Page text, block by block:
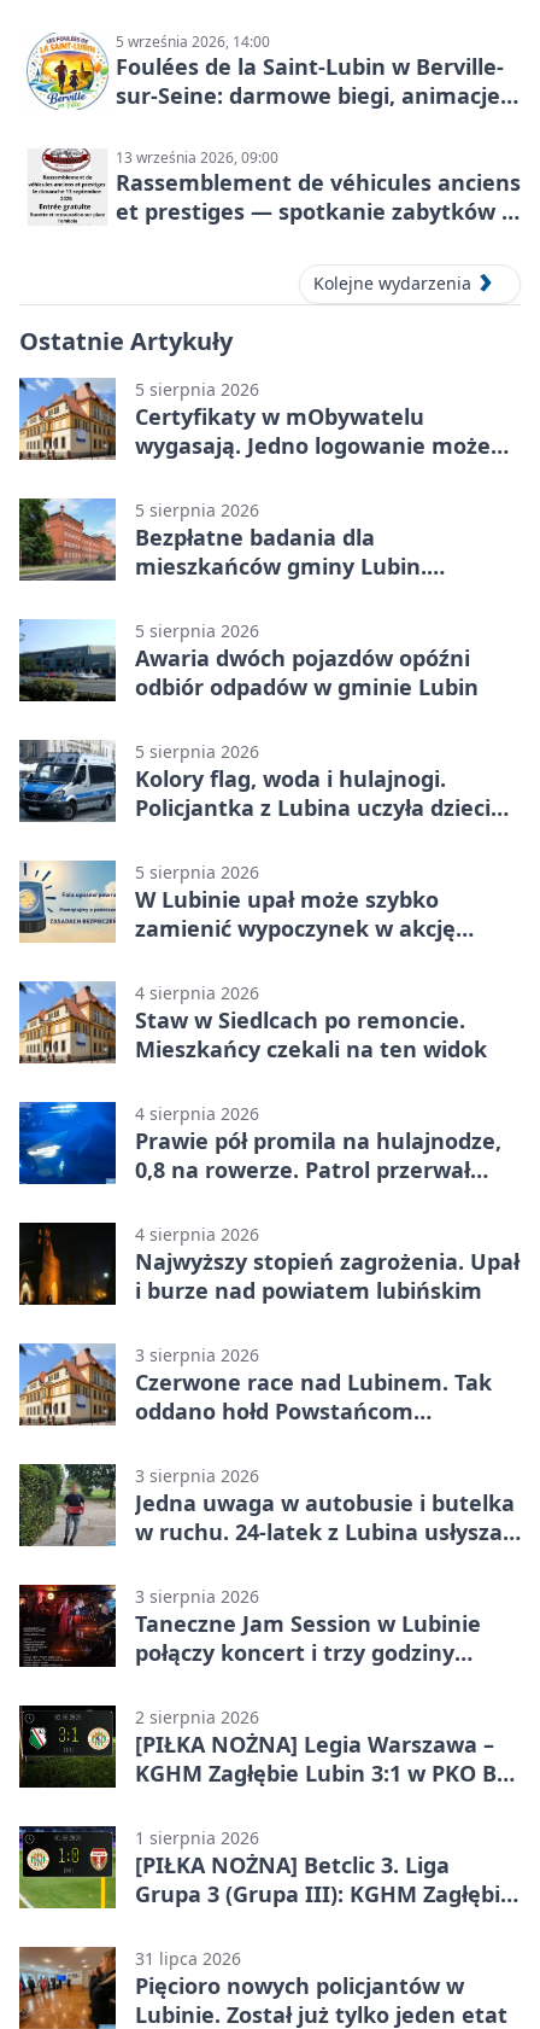
5 września 2026, 14:00
Foulées de la Saint-Lubin w Berville-
sur-Seine: darmowe biegi, animacje i
13 września 2026, 09:00
Rassemblement de véhicules anciens
et prestiges — spotkanie zabytków i
Kolejne wydarzenia
Ostatnie Artykuły
5 sierpnia 2026
Certyfikaty w mObywatelu
wygasają. Jedno logowanie może
5 sierpnia 2026
Bezpłatne badania dla
mieszkańców gminy Lubin.
5 sierpnia 2026
Awaria dwóch pojazdów opóźni
odbiór odpadów w gminie Lubin
5 sierpnia 2026
Kolory flag, woda i hulajnogi.
Policjantka z Lubina uczyła dzieci
5 sierpnia 2026
W Lubinie upał może szybko
zamienić wypoczynek w akcję
4 sierpnia 2026
Staw w Siedlcach po remoncie.
Mieszkańcy czekali na ten widok
4 sierpnia 2026
Prawie pół promila na hulajnodze,
0,8 na rowerze. Patrol przerwał
4 sierpnia 2026
Najwyższy stopień zagrożenia. Upał
i burze nad powiatem lubińskim
3 sierpnia 2026
Czerwone race nad Lubinem. Tak
oddano hołd Powstańcom
3 sierpnia 2026
Jedna uwaga w autobusie i butelka
w ruchu. 24-latek z Lubina usłyszał
3 sierpnia 2026
Taneczne Jam Session w Lubinie
połączy koncert i trzy godziny
2 sierpnia 2026
[PIŁKA NOŻNA] Legia Warszawa –
KGHM Zagłębie Lubin 3:1 w PKO BP
trzymali wynik, ale wracają bez
punktów
1 sierpnia 2026
[PIŁKA NOŻNA] Betclic 3. Liga
Grupa 3 (Grupa III): KGHM Zagłębie
31 lipca 2026
Pięcioro nowych policjantów w
Lubinie. Został już tylko jeden etat